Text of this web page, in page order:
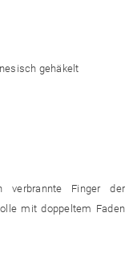
gehäkelt
verbrannte Finger der
mit doppeltem Faden